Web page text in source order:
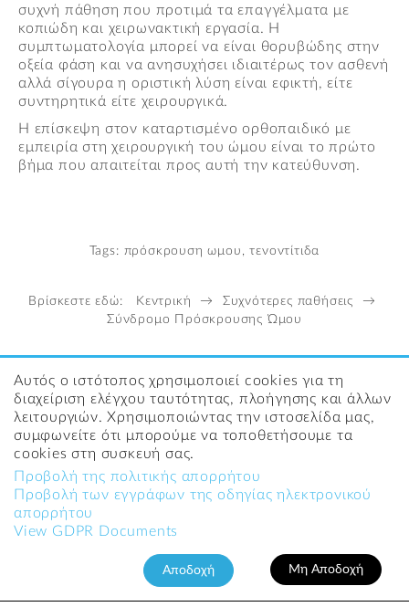
συχνή πάθηση που προτιμά τα επαγγέλματα με
κοπιώδη και χειρωνακτική εργασία. Η
συμπτωματολογία μπορεί να είναι θορυβώδης στην
οξεία φάση και να ανησυχήσει ιδιαιτέρως τον ασθενή
αλλά σίγουρα η οριστική λύση είναι εφικτή, είτε
συντηρητικά είτε χειρουργικά.
Η επίσκεψη στον καταρτισμένο ορθοπαιδικό με
εμπειρία στη χειρουργική του ώμου είναι το πρώτο
βήμα που απαιτείται προς αυτή την κατεύθυνση.
Tags: πρόσκρουση ωμου, τενοντίτιδα
Βρίσκεστε εδώ: Κεντρική → Συχνότερες παθήσεις
→
Σύνδρομο Πρόσκρουσης Ώμου
ΔΕΙΤΕ ΕΠΙΣΗΣ
Αυτός ο ιστότοπος χρησιμοποιεί cookies για τη
διαχείριση ελέγχου ταυτότητας, πλοήγησης και άλλων
λειτουργιών. Χρησιμοποιώντας την ιστοσελίδα μας,
συμφωνείτε ότι μπορούμε να τοποθετήσουμε τα
cookies στη συσκευή σας.
Προβολή της πολιτικής απορρήτου
Προβολή των εγγράφων της οδηγίας ηλεκτρονικού
απορρήτου
View GDPR Documents
Μη Αποδοχή
Αποδοχή